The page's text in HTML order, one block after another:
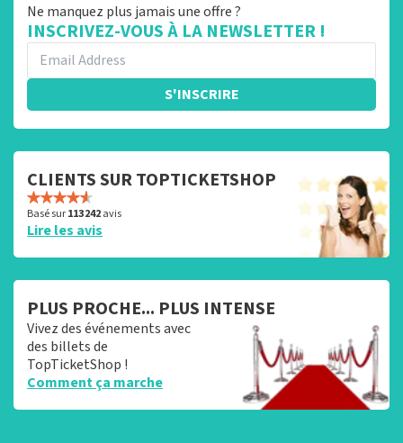
Ne manquez plus jamais une offre ?
INSCRIVEZ-VOUS À LA NEWSLETTER !
S'INSCRIRE
CLIENTS SUR TOPTICKETSHOP
Basé sur113 242avis
Lire les avis
PLUS PROCHE... PLUS INTENSE
Vivez des événements avec
des billets de
TopTicketShop !
Comment ça marche